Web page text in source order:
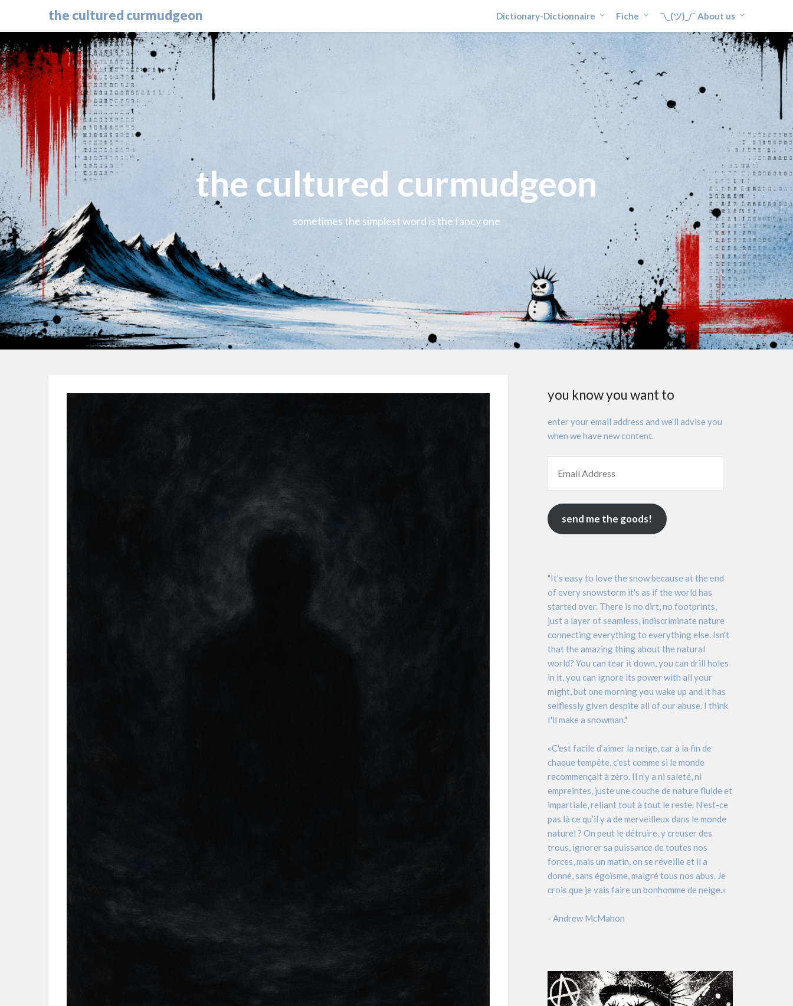
the cultured curmudgeon Dictionary-Dictionnaire Fiche ¯\_(ツ)_/¯ About us
the cultured curmudgeon
sometimes the simplest word is the fancy one
you know you want to
enter your email address and we'll advise you
when we have new content.
send me the goods!
"It's easy to love the snow because at the end
of every snowstorm it's as if the world has
started over. There is no dirt, no footprints,
just a layer of seamless, indiscriminate nature
connecting everything to everything else. Isn't
that the amazing thing about the natural
world? You can tear it down, you can drill holes
in it, you can ignore its power with all your
might, but one morning you wake up and it has
selflessly given despite all of our abuse. I think
I'll make a snowman."
«C'est facile d’aimer la neige, car à la fin de
chaque tempête, c'est comme si le monde
recommençait à zéro. Il n'y a ni saleté, ni
empreintes, juste une couche de nature fluide et
impartiale, reliant tout à tout le reste. N'est-ce
pas là ce qu’il y a de merveilleux dans le monde
naturel ? On peut le détruire, y creuser des
trous, ignorer sa puissance de toutes nos
forces, mais un matin, on se réveille et il a
donné, sans égoïsme, malgré tous nos abus. Je
crois que je vais faire un bonhomme de neige.»
- Andrew McMahon